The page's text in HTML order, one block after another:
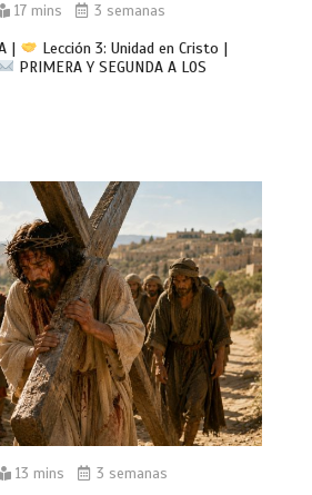
17 mins 3 semanas
|
Lección 3: Unidad en Cristo |
PRIMERA Y SEGUNDA A LOS
13 mins 3 semanas